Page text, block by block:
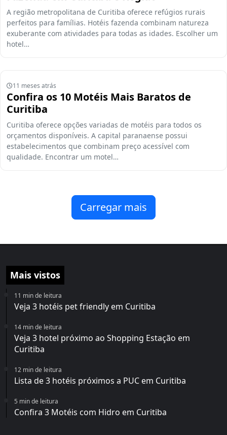
A região metropolitana de Curitiba oferece refúgios rurais
perfeitos para famílias. Hotéis fazenda combinam natureza
exuberante com atividades para todas as idades. Escolher um
hotel…
11 meses atrás
Confira os 10 Motéis Mais Baratos de
Curitiba
Curitiba oferece opções variadas de motéis para todos os
orçamentos disponíveis. A capital paranaense possui
estabelecimentos que combinam preço acessível com
qualidade. Encontrar um motel…
Carregar mais
Mais vistos
11 min de leitura
Veja 3 hotéis pet friendly em Curitiba
14 min de leitura
Veja 3 hotel próximo ao Shopping Estação em
Curitiba
12 min de leitura
Lista de 3 hotéis próximos a PUC em Curitiba
5 min de leitura
Confira 3 Motéis com Hidro em Curitiba